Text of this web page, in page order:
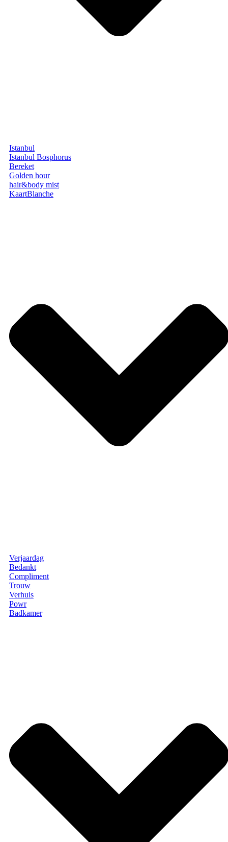
Istanbul
Istanbul Bosphorus
Bereket
Golden hour
hair&body mist
KaartBlanche
Verjaardag
Bedankt
Compliment
Trouw
Verhuis
Powr
Badkamer